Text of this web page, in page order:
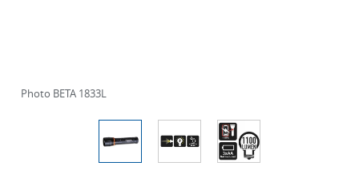
Photo BETA 1833L